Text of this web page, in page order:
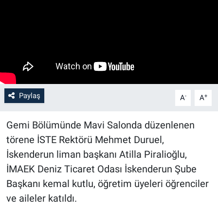
Paylaş A- A+
Gemi Bölümünde Mavi Salonda düzenlenen
törene İSTE Rektörü Mehmet Duruel,
İskenderun liman başkanı Atilla Piralioğlu,
İMAEK Deniz Ticaret Odası İskenderun Şube
Başkanı kemal kutlu, öğretim üyeleri öğrenciler
ve aileler katıldı.